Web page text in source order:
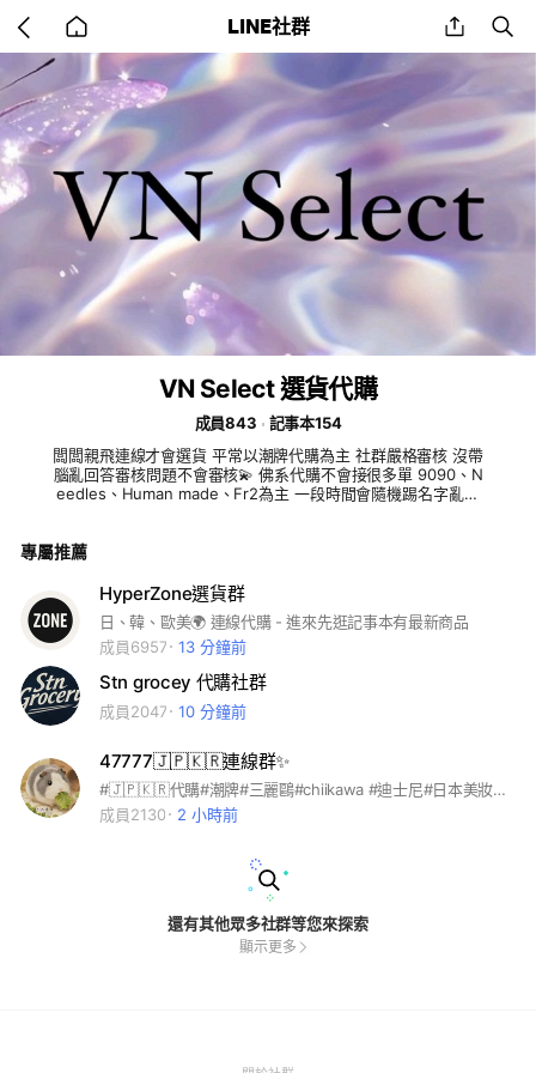
back
to
home
LINE社群 share
VN Select 選貨代購
成員843
記事本154
闆闆親飛連線才會選貨 平常以潮牌代購為主 社群嚴格審核 沒帶
腦亂回答審核問題不會審核💫 佛系代購不會接很多單 9090、N
eedles、Human made、Fr2為主 一段時間會隨機踢名字亂打
專屬推薦
HyperZone選貨群
日、韓、歐美🌍 連線代購 - 進來先逛記事本有最新商品
成員6957
13 分鐘前
Stn grocey 代購社群
成員2047 10 分鐘前
47777🇯🇵🇰🇷連線群✨
#🇯🇵🇰🇷代購#潮牌#三麗鷗#chiikawa #迪士尼#日本美妝代購 在社群上詢問✨
成員2130
2 小時前
還有其他眾多社群等您來探索
顯示更多